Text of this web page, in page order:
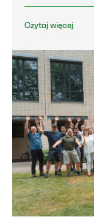
Czytaj więcej